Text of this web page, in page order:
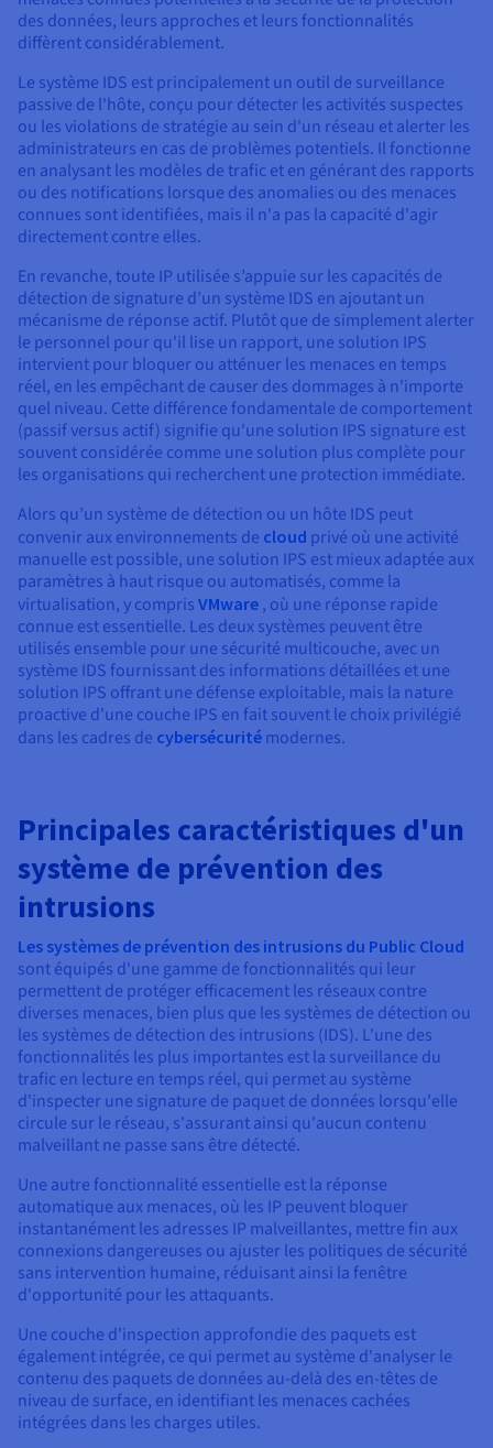
des données, leurs approches et leurs fonctionnalités
diffèrent considérablement.
Le système IDS est principalement un outil de surveillance
passive de l'hôte, conçu pour détecter les activités suspectes
ou les violations de stratégie au sein d'un réseau et alerter les
administrateurs en cas de problèmes potentiels. Il fonctionne
en analysant les modèles de trafic et en générant des rapports
ou des notifications lorsque des anomalies ou des menaces
connues sont identifiées, mais il n'a pas la capacité d'agir
directement contre elles.
En revanche, toute IP utilisée s’appuie sur les capacités de
détection de signature d’un système IDS en ajoutant un
mécanisme de réponse actif. Plutôt que de simplement alerter
le personnel pour qu'il lise un rapport, une solution IPS
intervient pour bloquer ou atténuer les menaces en temps
réel, en les empêchant de causer des dommages à n'importe
quel niveau. Cette différence fondamentale de comportement
(passif versus actif) signifie qu'une solution IPS signature est
souvent considérée comme une solution plus complète pour
les organisations qui recherchent une protection immédiate.
Alors qu’un système de détection ou un hôte IDS peut
convenir aux environnements de cloud privé où une activité
manuelle est possible, une solution IPS est mieux adaptée aux
paramètres à haut risque ou automatisés, comme la
virtualisation, y compris VMware , où une réponse rapide
connue est essentielle. Les deux systèmes peuvent être
utilisés ensemble pour une sécurité multicouche, avec un
système IDS fournissant des informations détaillées et une
solution IPS offrant une défense exploitable, mais la nature
proactive d'une couche IPS en fait souvent le choix privilégié
dans les cadres de cybersécurité modernes.
Principales caractéristiques d'un
système de prévention des
intrusions
Les systèmes de prévention des intrusions du Public Cloud
sont équipés d'une gamme de fonctionnalités qui leur
permettent de protéger efficacement les réseaux contre
diverses menaces, bien plus que les systèmes de détection ou
les systèmes de détection des intrusions (IDS). L'une des
fonctionnalités les plus importantes est la surveillance du
trafic en lecture en temps réel, qui permet au système
d'inspecter une signature de paquet de données lorsqu'elle
circule sur le réseau, s'assurant ainsi qu'aucun contenu
malveillant ne passe sans être détecté.
Une autre fonctionnalité essentielle est la réponse
automatique aux menaces, où les IP peuvent bloquer
instantanément les adresses IP malveillantes, mettre fin aux
connexions dangereuses ou ajuster les politiques de sécurité
sans intervention humaine, réduisant ainsi la fenêtre
d'opportunité pour les attaquants.
Une couche d'inspection approfondie des paquets est
également intégrée, ce qui permet au système d'analyser le
contenu des paquets de données au-delà des en-têtes de
niveau de surface, en identifiant les menaces cachées
intégrées dans les charges utiles.